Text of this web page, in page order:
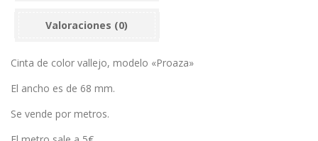
Valoraciones (0)
Cinta de color vallejo, modelo «Proaza»
El ancho es de 68 mm.
Se vende por metros.